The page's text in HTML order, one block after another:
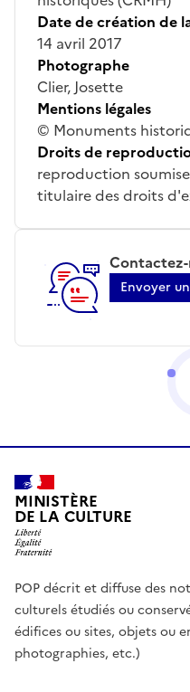
Date de création de
14 avril 2017
Photographe
Clier, Josette
Mentions légales
© Monuments
Droits de
reproduction
titulaire des droits
Envoyer
MINISTÈRE
DE LA CULTURE
POP décrit et diffuse des
culturels étudiés ou
édifices ou sites, objets ou
photographies, etc.)